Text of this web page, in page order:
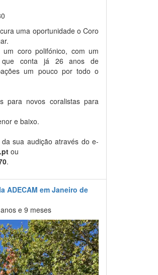
uma oportunidade o Coro
coro polifónico, com um
que conta já 26 anos de
um pouco por todo o
para novos coralistas para
e baixo.
sua audição através do e-
ou
.
ADECAM em Janeiro de
e 9 meses